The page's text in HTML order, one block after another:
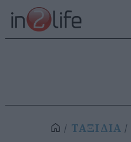
ΤΑΞΙΔΙΑ